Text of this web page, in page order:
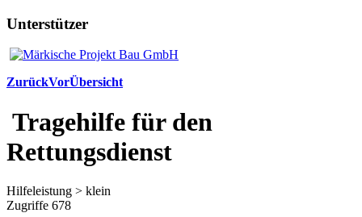
Unterstützer
ZurückVorÜbersicht
Tragehilfe für den
Rettungsdienst
Hilfeleistung > klein
Zugriffe 678